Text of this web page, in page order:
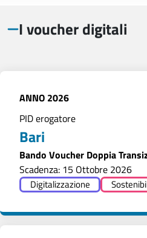
I voucher digitali
ANNO 2026
PID erogatore
Bari
Bando Voucher Doppia
Scadenza: 15 Ottobre 2026
Digitalizzazione